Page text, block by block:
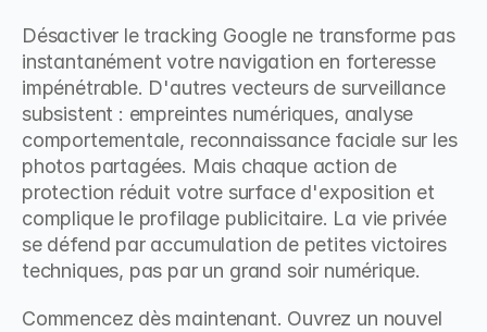
Désactiver le tracking Google ne transforme pas
instantanément votre navigation en forteresse
impénétrable. D'autres vecteurs de surveillance
subsistent : empreintes numériques, analyse
comportementale, reconnaissance faciale sur les
photos partagées. Mais chaque action de
protection réduit votre surface d'exposition et
complique le profilage publicitaire. La vie privée
se défend par accumulation de petites victoires
techniques, pas par un grand soir numérique.
Commencez dès maintenant. Ouvrez un nouvel